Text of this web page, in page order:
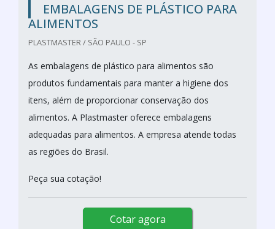
EMBALAGENS DE PLÁSTICO PARA
ALIMENTOS
PLASTMASTER / SÃO PAULO - SP
As embalagens de plástico para alimentos são
produtos fundamentais para manter a higiene dos
itens, além de proporcionar conservação dos
alimentos. A Plastmaster oferece embalagens
adequadas para alimentos. A empresa atende todas
as regiões do Brasil.
Peça sua cotação!
Cotar agora